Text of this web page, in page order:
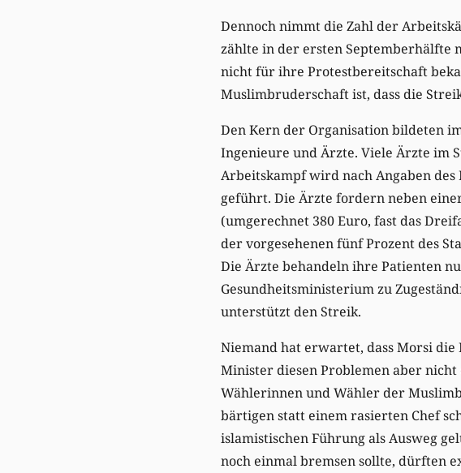
Dennoch nimmt die Zahl der
zählte in der ersten Septemberhälfte
nicht für ihre Protestbereitschaft
Muslimbruderschaft ist, dass die
Den Kern der Organisation bildeten
Ingenieure und Ärzte. Viele Ärzte im
Arbeitskampf wird nach Angaben
geführt. Die Ärzte fordern neben
(umgerechnet 380 Euro, fast das
der vorgesehenen fünf Prozent des
Die Ärzte behandeln ihre Patienten
Gesundheitsministerium zu
unterstützt den Streik.
Niemand hat erwartet, dass Morsi die
Minister diesen Problemen aber
Wählerinnen und Wähler der
bärtigen statt einem rasierten Chef
islamistischen Führung als Ausweg
noch einmal bremsen sollte, dürften